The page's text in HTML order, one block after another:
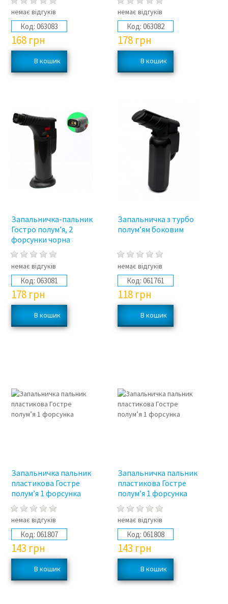
немає відгуків
Код: 063083
168 грн
немає відгуків
Код: 063082
178 грн
Запальничка-пальник
Гостро полум’я, 2
форсунки чорна
немає відгуків
Код: 063081
178 грн
Запальничка з турбо
полум’ям боковим
немає відгуків
Код: 061761
118 грн
Запальничка пальник
пластикова Гостре
полум’я 1 форсунка
немає відгуків
Код: 061807
143 грн
Запальничка пальник
пластикова Гостре
полум’я 1 форсунка
немає відгуків
Код: 061808
143 грн